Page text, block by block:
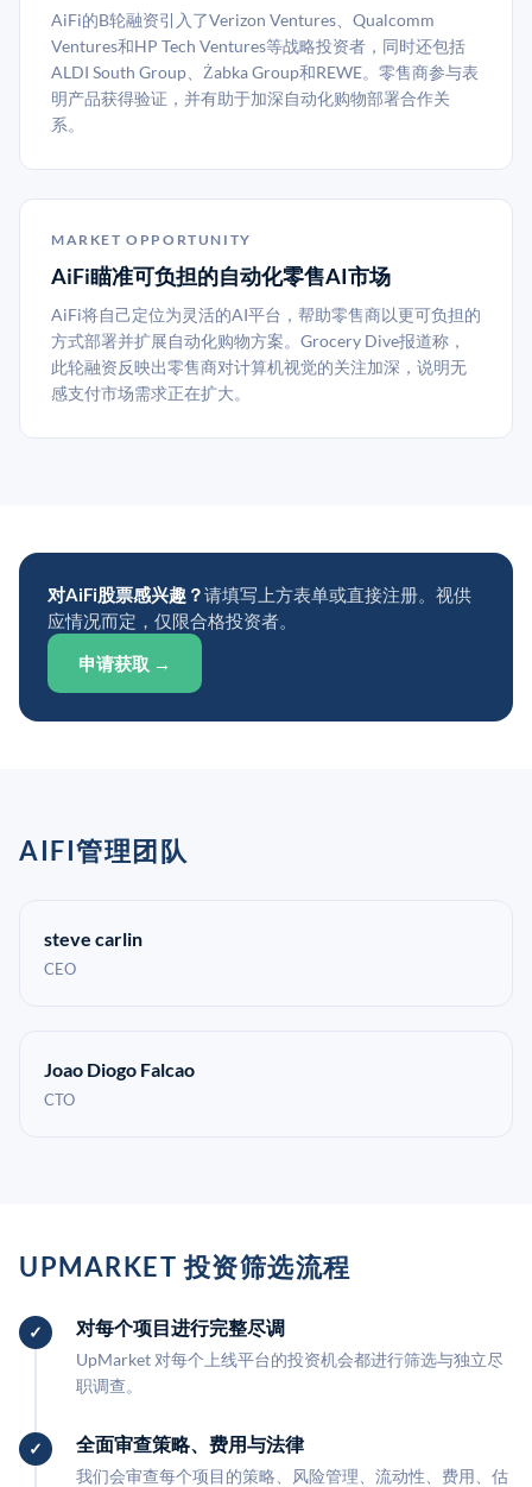
AiFi的B轮融资引入了Verizon Ventures、Qualcomm
Ventures和HP Tech Ventures等战略投资者，同时还包括
ALDI South Group、Żabka Group和REWE。零售商参与表
明产品获得验证，并有助于加深自动化购物部署合作关
系。
MARKET OPPORTUNITY
AiFi瞄准可负担的自动化零售AI市场
AiFi将自己定位为灵活的AI平台，帮助零售商以更可负担的
方式部署并扩展自动化购物方案。Grocery Dive报道称，
此轮融资反映出零售商对计算机视觉的关注加深，说明无
感支付市场需求正在扩大。
对AiFi股票感兴趣？请填写上方表单或直接注册。视供
应情况而定，仅限合格投资者。
申请获取 →
AIFI管理团队
steve carlin
CEO
Joao Diogo Falcao
CTO
UPMARKET 投资筛选流程
对每个项目进行完整尽调
UpMarket 对每个上线平台的投资机会都进行筛选与独立尽
职调查。
全面审查策略、费用与法律
我们会审查每个项目的策略、风险管理、流动性、费用、估